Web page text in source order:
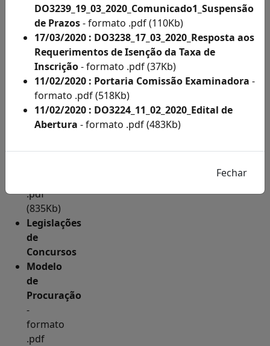
Ano
Solicitação
de
Condição
Especial
por
Ano
Como
fazer
inscrição
.pdf
(835Kb)
Legislações
de
Concursos
Modelo
de
Procuração
-
formato
.pdf
DO3239_19_03_2020_Comunicado1_Suspensão
de Prazos- formato .pdf (110Kb)
17/03/2020 : DO3238_17_03_2020_Resposta aos
Requerimentos de Isenção da Taxa de
Inscrição- formato .pdf (37Kb)
11/02/2020 : Portaria Comissão Examinadora -
formato .pdf (518Kb)
11/02/2020 : DO3224_11_02_2020_Edital de
Abertura - formato .pdf (483Kb)